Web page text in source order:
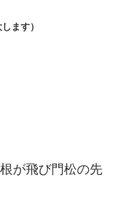
ます）
が飛び門松の先